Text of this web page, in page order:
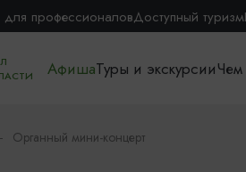
профессионаловДоступный туризм
АфишаТуры и экскурсииЧем
Органный мини-концерт